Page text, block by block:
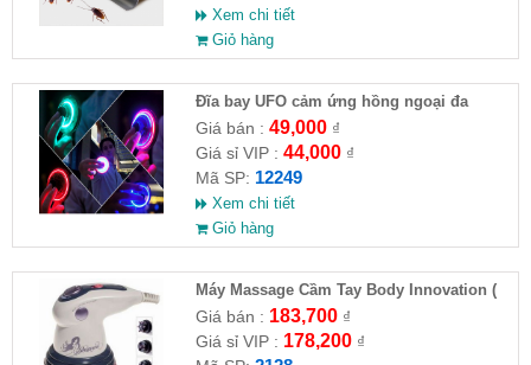
Xem chi tiết
Giỏ hàng
Đĩa bay UFO cảm ứng hồng ngoại đa
chiều tự động bay về
Giá bán : 49,000₫
Giá sỉ VIP : 44,000₫
Mã SP: 12249
Xem chi tiết
Giỏ hàng
Máy Massage Cầm Tay Body Innovation (
HĐ )
Giá bán : 183,700₫
Giá sỉ VIP : 178,200₫